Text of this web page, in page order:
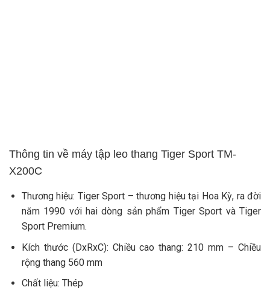
Thông tin về máy tập leo thang Tiger Sport TM-
X200C
Thương hiệu: Tiger Sport – thương hiệu tại Hoa Kỳ, ra đời
năm 1990 với hai dòng sản phẩm Tiger Sport và Tiger
Sport Premium.
Kích thước (DxRxC): Chiều cao thang: 210 mm – Chiều
rộng thang 560 mm
Chất liệu: Thép